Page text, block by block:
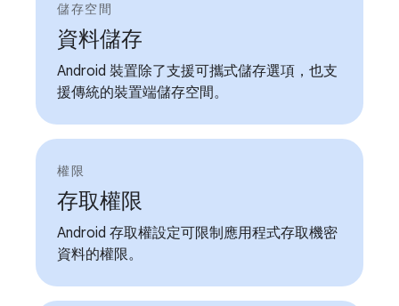
儲存空間
資料儲存
Android 裝置除了支援可攜式儲存選項，也支
援傳統的裝置端儲存空間。
權限
存取權限
Android 存取權設定可限制應用程式存取機密
資料的權限。